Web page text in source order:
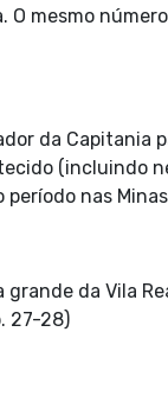
mesmo
da
(incluindo
nas Minas
da Vila
27-28)